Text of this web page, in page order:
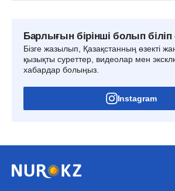
Барлығын бірінші болып
Бізге жазылып, Қазақстанның өзекті
қызықты суреттер, видеолар мен
хабардар болыңыз.
Instagram